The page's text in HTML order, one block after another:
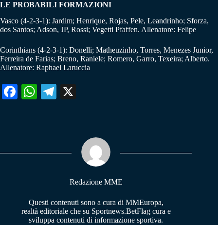
LE PROBABILI FORMAZIONI
Vasco (4-2-3-1): Jardim; Henrique, Rojas, Pele, Leandrinho; Sforza,
dos Santos; Adson, JP, Rossi; Vegetti Pfaffen. Allenatore: Felipe
Corinthians (4-2-3-1): Donelli; Matheuzinho, Torres, Menezes Junior,
Ferreira de Farias; Breno, Raniele; Romero, Garro, Texeira; Alberto.
Allenatore: Raphael Laruccia
Fa W
pp
Te
m
Redazione MME
Questi contenuti sono a cura di MMEuropa,
realtà editoriale che su Sportnews.BetFlag cura e
sviluppa contenuti di informazione sportiva.